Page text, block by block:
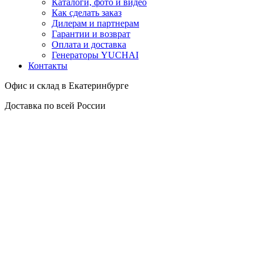
Каталоги, фото и видео
Как сделать заказ
Дилерам и партнерам
Гарантии и возврат
Оплата и доставка
Генераторы YUCHAI
Контакты
Офис и склад в Екатеринбурге
Доставка по всей России